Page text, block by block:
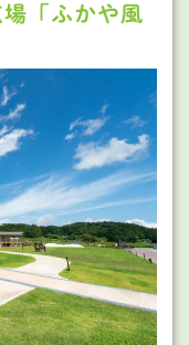
「ふかや風